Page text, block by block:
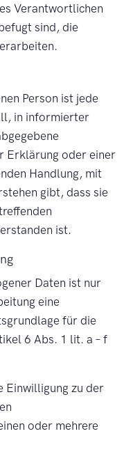
Verantwortlichen
sind, die
Person ist jede
in informierter
Erklärung oder einer
Handlung, mit
gibt, dass sie
ist.
Daten ist nur
eine
für die
6 Abs. 1 lit. a – f
Einwilligung zu der
oder mehrere